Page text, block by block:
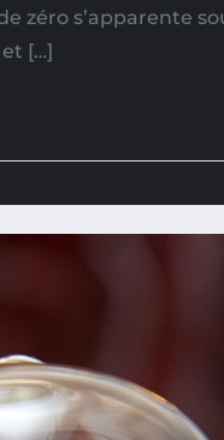
zéro s’apparente
[…]